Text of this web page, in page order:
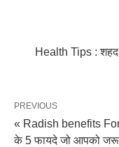
Health Tips :
PREVIOUS
« Radish benefits
के 5 फायदे जो आपको